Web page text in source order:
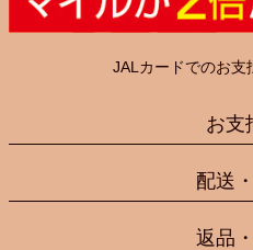
JALカードでのお支
お支
配送
返品